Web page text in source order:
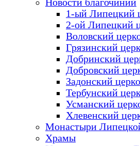
Новости благочиний
1-ый Липецкий
2-ой Липецкий
Воловский
Грязинский
Добринский
Добровский
Задонский
Тербунский
Усманский
Хлевенский
Монастыри
Храмы